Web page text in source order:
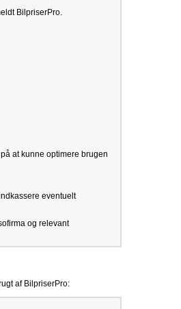
BilpriserPro.
at kunne optimere brugen
eventuelt
og relevant
af BilpriserPro: